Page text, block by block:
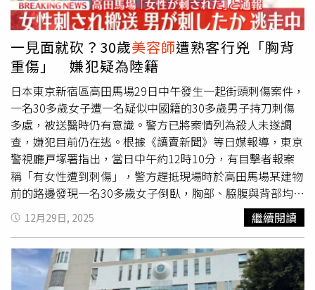
描繪權力賽局中的冷靜博弈，葡萄柚、黑胡椒與小荳蔻交織
出理性張力，中調欖香脂與雪松奠定穩重結構，基調海地香
根草、苔蘚與廣藿香展現深沉氣度，是一款非常中性的無性
別香調。ROADS感官藝境ART ADDICT50ml/4,980元。
ROADS終局之勢END GAME50ml/4,980元。（圖／品牌提
供）圖說：Josh Rosebrook讓肌膚被理解的綠色保養邏輯
根據皮膚醫學期刊研究，全球超過六成女性自認深受敏感肌
困擾。來自美國加州的Josh Rosebrook，正是回應這場現
代肌膚文明病而生。由專業 美容師Josh Rosebrook於2009
年創立，品牌主張保養不只是步驟堆疊，而是一種理解肌膚
節奏、可長期實踐的日常選擇。（圖／品牌提供）Josh
Rosebrook結合東西方草本智慧與仿生科技分子，發展以
「協同」為核心的配方邏輯，支持肌膚在不同狀態下進行調
整與修復。hearth本季引進七款明星產品，圍繞「混搭協
同、提升穩定度」設計，讓保養保留彈性與空間。其中最具
代表性的關鍵角色，正是月見草保濕噴霧。這不只是一瓶補
水噴霧，而是能重新定義整套保養質地的調節核心。以植萃
一見面就砍？30歲美容師遭熟客行兇「胸背
重傷」 嫌犯疑為陸籍
日本東京新宿區高田馬場29日中午發生一起街頭刺傷案件，
一名30多歲女子遭一名疑似中國籍的30多歲男子持刀刺傷
多處，被送醫時仍有意識。警方已將案情列為殺人未遂調
查，嫌犯目前仍在逃。根據《讀賣新聞》等日媒報導，東京
警視廳戸塚署指出，當日中午約12時10分，有目擊者報案
稱「有女性遭到刺傷」，警方趕抵現場時於高田馬場某建物
前的路邊發現一名30多歲女子倒臥，胸部、脇腹與背部均有
多處刀傷，隨即緊急送醫。警方調查，被害人是附近一間美
容店的員工。案發前，她正從街道前往位於該建物二樓的美
容店，途中在共用走廊遭一名男子尾隨並突遭攻擊。送醫途
中，她向警方描述行兇者特徵，並表示該男子是曾到店裡消
費過的客人，雙方有面識。據她供稱，嫌犯看似中國籍，年
12月29日, 2025 繼續閱讀